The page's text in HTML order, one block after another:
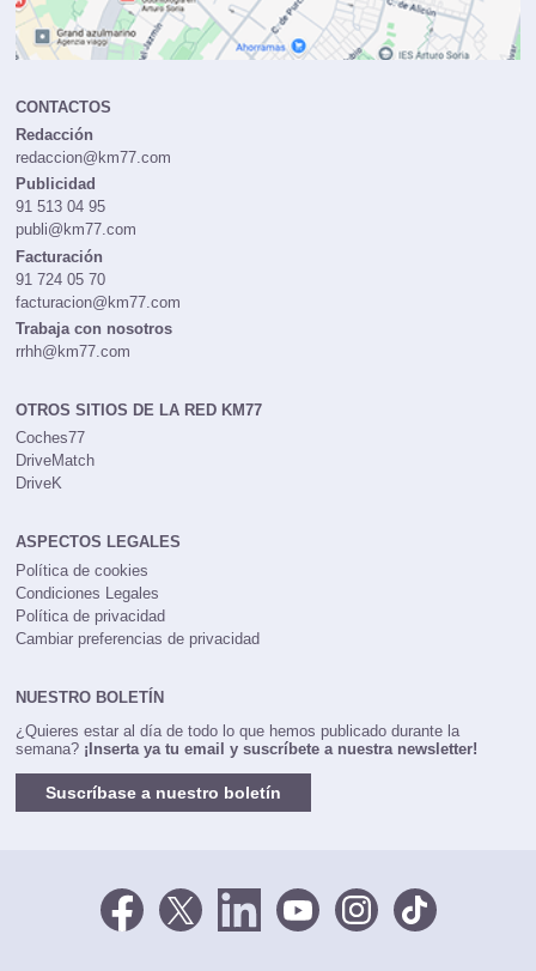
CONTACTOS
Redacción
redaccion@km77.com
Publicidad
91 513 04 95
publi@km77.com
Facturación
91 724 05 70
facturacion@km77.com
Trabaja con nosotros
rrhh@km77.com
OTROS SITIOS DE LA RED KM77
Coches77
DriveMatch
DriveK
ASPECTOS LEGALES
Política de cookies
Condiciones Legales
Política de privacidad
Cambiar preferencias de privacidad
NUESTRO BOLETÍN
¿Quieres estar al día de todo lo que hemos publicado durante la
semana? ¡Inserta ya tu email y suscríbete a nuestra newsletter!
Suscríbase a nuestro boletín